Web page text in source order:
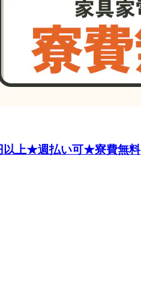
以上★週払い可★寮費無料